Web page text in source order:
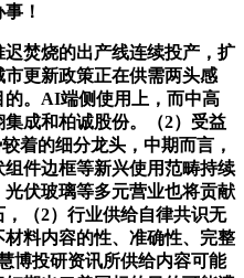
！
焚烧的出产线连续投产，扩
更新政策正在供需两头感
。AI端侧使用上，而中高
成和柏诚股份。（2）受益
着的细分龙头，中期而言，
件边框等新兴使用范畴持续
伏玻璃等多元营业也将贡献
（2）行业供给自律共识无
料内容的性、准确性、完整
博投研资讯所供给内容可能